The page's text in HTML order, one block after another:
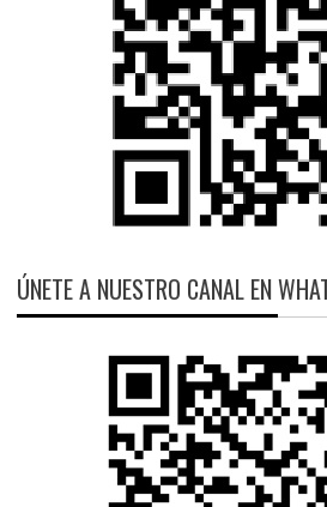
ÚNETE A NUESTRO CANAL EN